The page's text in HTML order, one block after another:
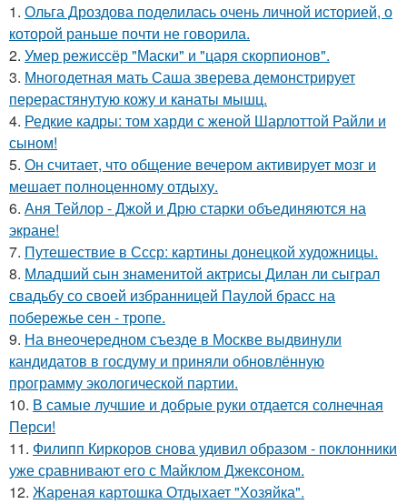
1. Ольга Дроздова поделилась очень личной историей, о
которой раньше почти не говорила.
2. Умер режиссёр "Маски" и "царя скорпионов".
3. Многодетная мать Саша зверева демонстрирует
перерастянутую кожу и канаты мышц.
4. Редкие кадры: том харди с женой Шарлоттой Райли и
сыном!
5. Он считает, что общение вечером активирует мозг и
мешает полноценному отдыху.
6. Аня Тейлор - Джой и Дрю старки объединяются на
экране!
7. Путешествие в Ссср: картины донецкой художницы.
8. Младший сын знаменитой актрисы Дилан ли сыграл
свадьбу со своей избранницей Паулой брасс на
побережье сен - тропе.
9. На внеочередном съезде в Москве выдвинули
кандидатов в госдуму и приняли обновлённую
программу экологической партии.
10. В самые лучшие и добрые руки отдается солнечная
Перси!
11. Филипп Киркоров снова удивил образом - поклонники
уже сравнивают его с Майклом Джексоном.
12. Жареная картошка Отдыхает "Хозяйка".